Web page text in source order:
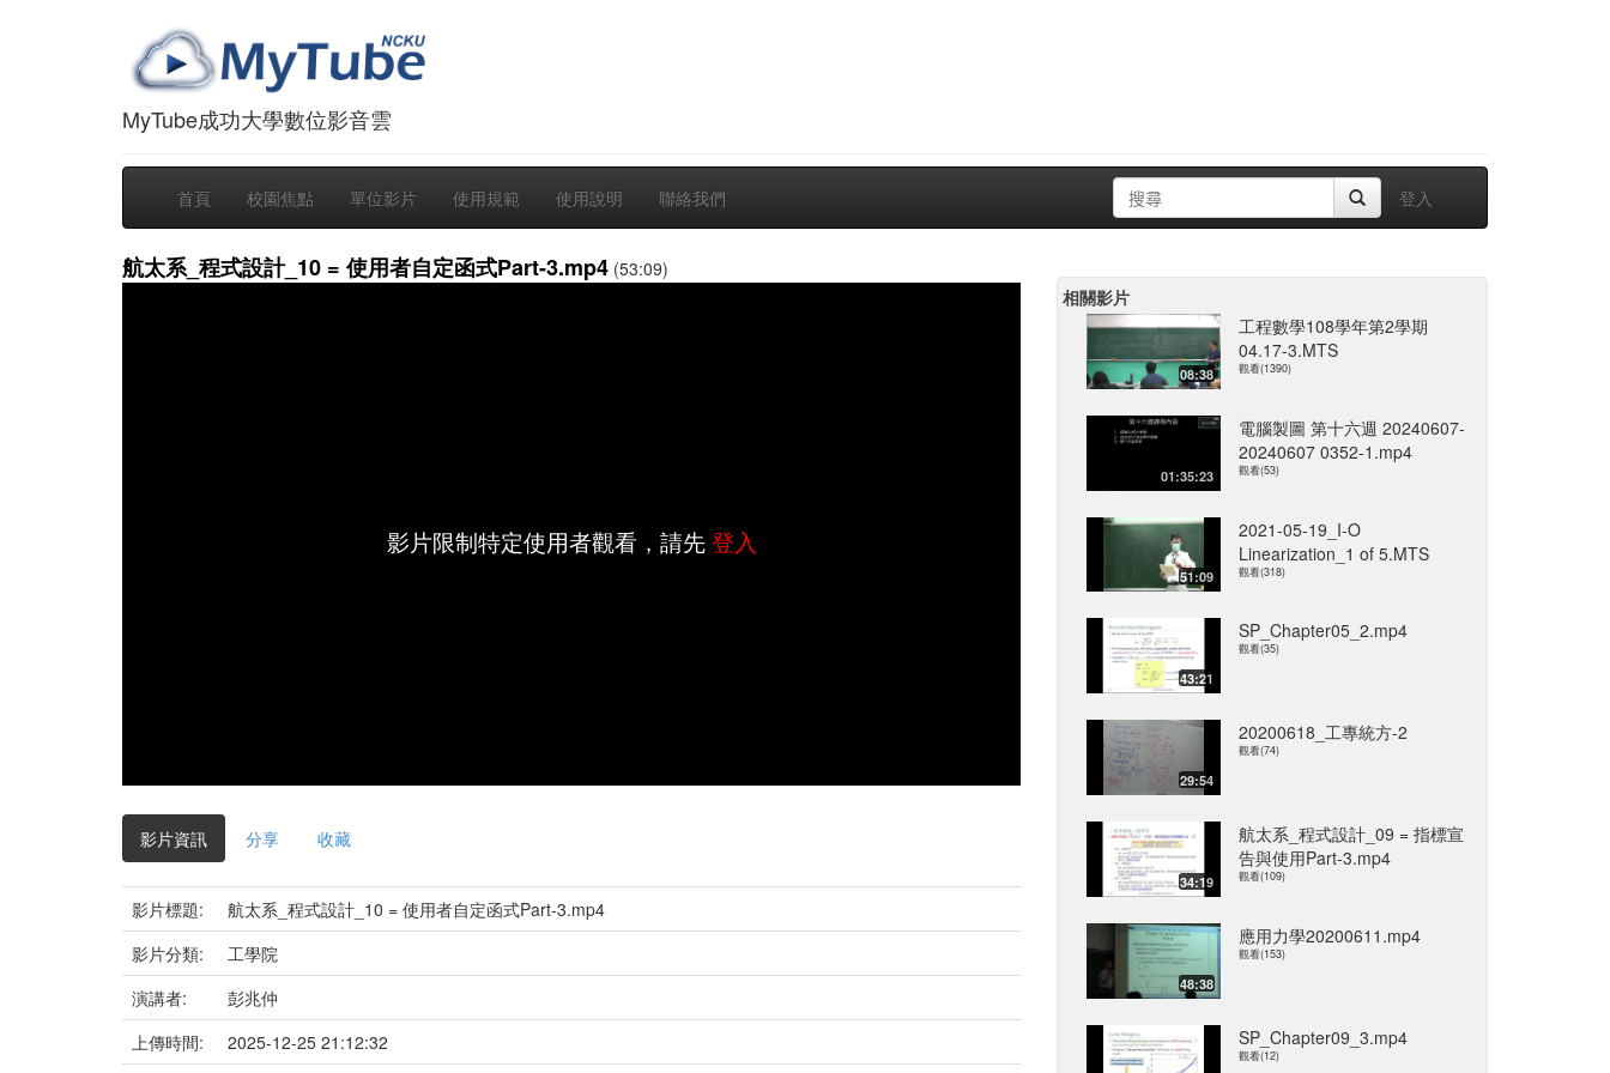
MyTube成功大學數位影音雲
首頁 校園焦點 單位影片 使用規範 使用說明 聯絡我們 登入
航太系_程式設計_10 = 使用者自定函式Part-3.mp4 (53:09)
影片限制特定使用者觀看，請先登入
影片資訊 分享 收藏
影片標題:
航太系_程式設計_10 = 使用者自定函式Part-3.mp4
影片分類:
工學院
演講者:
彭兆仲
上傳時間:
2025-12-25 21:12:32
相關影片
08:38
工程數學108學年第2學期
04.17-3.MTS
觀看(1390)
01:35:23
電腦製圖 第十六週 20240607-
20240607 0352-1.mp4
觀看(53)
51:09
2021-05-19_I-O
Linearization_1 of 5.MTS
觀看(318)
43:21
SP_Chapter05_2.mp4
觀看(35)
29:54
20200618_工專統方-2
觀看(74)
34:19
航太系_程式設計_09 = 指標宣
告與使用Part-3.mp4
觀看(109)
48:38
應用力學20200611.mp4
觀看(153)
SP_Chapter09_3.mp4
觀看(12)